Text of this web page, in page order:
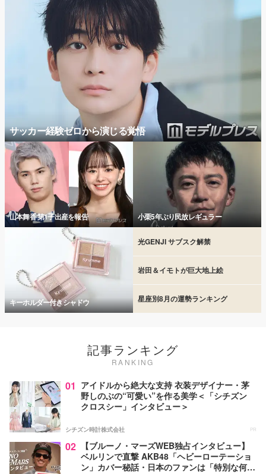
サッカー経験ゼロから演じる覚悟
山本舞香 第1子出産を報告 小栗5年ぶり民放レギュラー
キーホルダー付きシャドウ
光GENJI サブスク解禁
岩田＆イモトが巨大地上絵
星座別8月の運勢ランキング
記事ランキング
RANKING
01 アイドルから絶大な支持 衣装デザイナー・茅
野しのぶの“可愛い”を作る美学＜「シチズン
クロスシー」インタビュー＞
シチズン時計株式会社 PR
02
【ブルーノ・マーズWEB独占インタビュー】
ベルリンで直撃 AKB48「ヘビーローテーショ
ン」カバー秘話・日本のファンは「特別な何か